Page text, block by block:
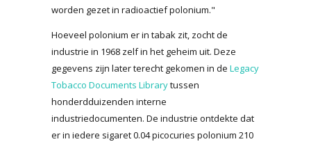
worden gezet in radioactief polonium."
Hoeveel polonium er in tabak zit, zocht de
industrie in 1968 zelf in het geheim uit. Deze
gegevens zijn later terecht gekomen in de Legacy
Tobacco Documents Librarytussen
honderdduizenden interne
industriedocumenten. De industrie ontdekte dat
er in iedere sigaret 0.04 picocuries polonium 210